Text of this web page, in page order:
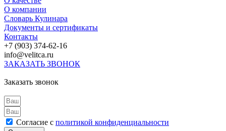
О компании
Словарь Кулинара
Документы и сертификаты
Контакты
+7 (903) 374-62-16
info@velitсa.ru
ЗАКАЗАТЬ ЗВОНОК
Заказать звонок
Согласие с политикой конфиденциальности